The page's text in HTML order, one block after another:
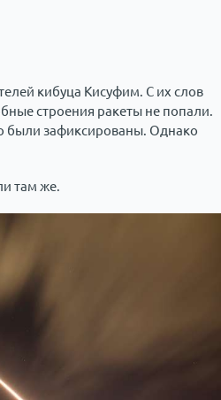
кибуца Кисуфим. С их слов
строения ракеты не попали.
были зафиксированы. Однако
там же.